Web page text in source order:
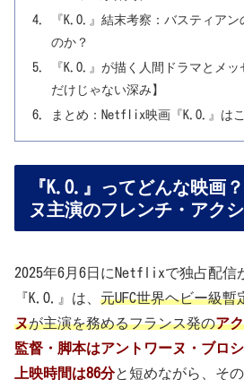
『K.O.』結末考察：バスティア
のか？
『K.O.』が描く人間ドラマとメ
だけじゃない深み】
まとめ：Netflix映画『K.O.』は
『K.O.』ってどんな映画
ヌ主演のフレンチ・アクシ
2025年6月6日にNetflixで独占配信
『K.O.』は、 元UFC世界ヘビー級暫
ヌが主演を務めるフランス発のア
監督・脚本はアントワーヌ・ブロ
上映時間は86分と短めながら、そ